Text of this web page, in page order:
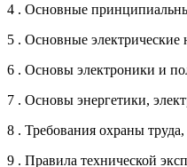
4 . Основные
5 . Основные электрические
6 . Основы электроники и
7 . Основы энергетики,
8 . Требования охраны
9 . Правила технической